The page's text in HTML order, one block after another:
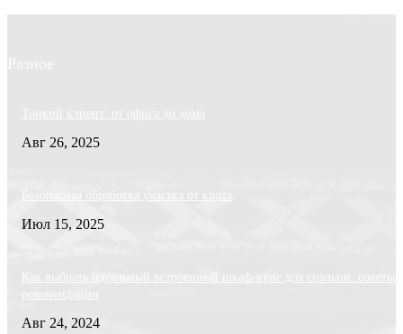
Разное
Тонкий клиент: от офиса до дома
Авг 26, 2025
Безопасная обработка участка от крота
Июл 15, 2025
Как выбрать идеальный встроенный шкаф-купе для спальни: советы
рекомендации
Авг 24, 2024